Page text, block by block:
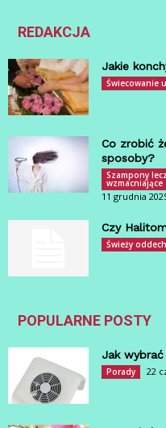
REDAKCJA
Jakie
Świecowanie
Co zrobić
sposoby?
Szampony
wzmacniające
11 grudnia
Czy
Świeży oddech
POPULARNE POSTY
Jak
Porady 22